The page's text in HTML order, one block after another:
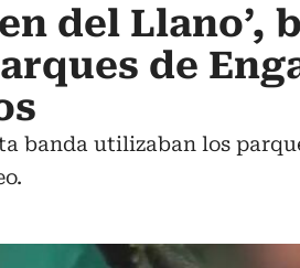
del Llano’,
de
banda utilizaban los